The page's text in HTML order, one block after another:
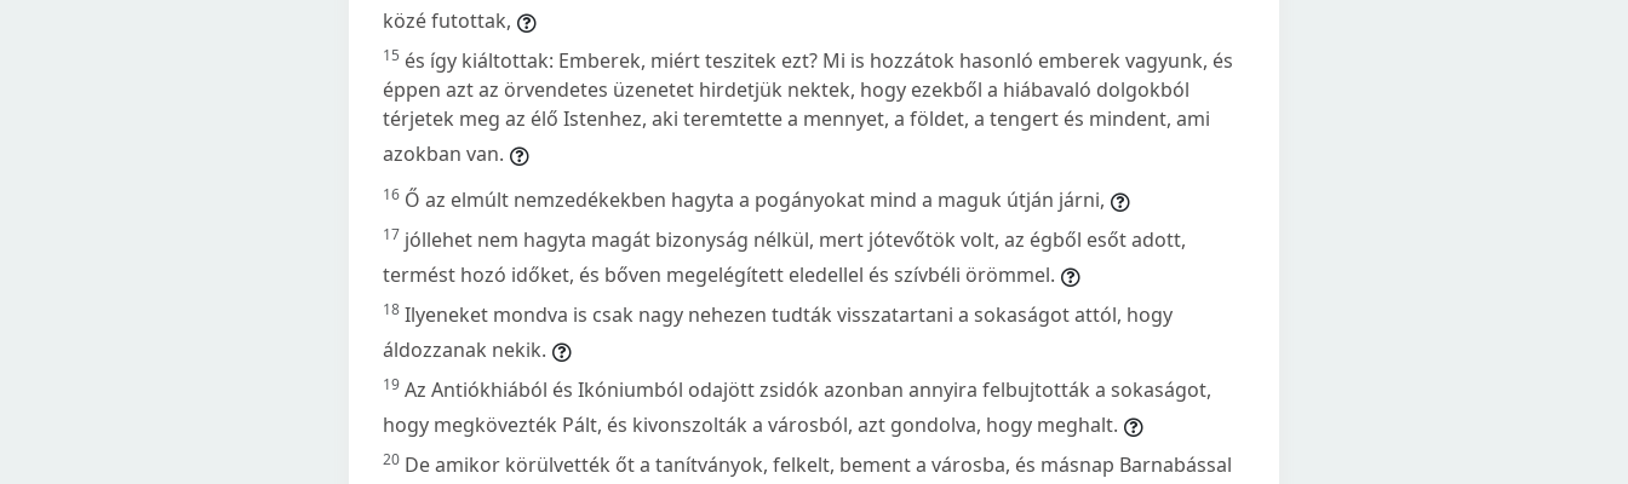
közé futottak,
15 és így kiáltottak: Emberek, miért teszitek ezt? Mi is hozzátok hasonló emberek vagyunk, és
éppen azt az örvendetes üzenetet hirdetjük nektek, hogy ezekből a hiábavaló dolgokból
térjetek meg az élő Istenhez, aki teremtette a mennyet, a földet, a tengert és mindent, ami
azokban van.
16 Ő az elmúlt nemzedékekben hagyta a pogányokat mind a maguk útján járni,
17 jóllehet nem hagyta magát bizonyság nélkül, mert jótevőtök volt, az égből esőt adott,
termést hozó időket, és bőven megelégített eledellel és szívbéli örömmel.
18 Ilyeneket mondva is csak nagy nehezen tudták visszatartani a sokaságot attól, hogy
áldozzanak nekik.
19 Az Antiókhiából és Ikóniumból odajött zsidók azonban annyira felbujtották a sokaságot,
hogy megkövezték Pált, és kivonszolták a városból, azt gondolva, hogy meghalt.
20 De amikor körülvették őt a tanítványok, felkelt, bement a városba, és másnap Barnabással